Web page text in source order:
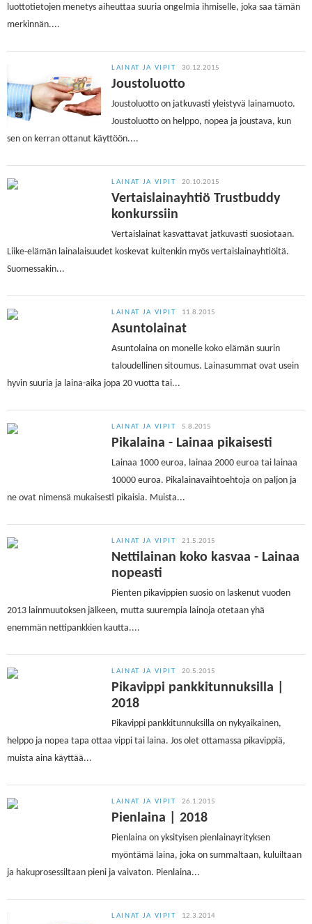
luottotietojen menetys aiheuttaa suuria ongelmia ihmiselle, joka saa tämän
merkinnän....
LAINAT JA VIPIT 30.12.2015
Joustoluotto
Joustoluotto on jatkuvasti yleistyvä lainamuoto.
Joustoluotto on helppo, nopea ja joustava, kun
sen on kerran ottanut käyttöön....
LAINAT JA VIPIT 20.10.2015
Vertaislainayhtiö Trustbuddy
konkurssiin
Vertaislainat kasvattavat jatkuvasti suosiotaan.
Liike-elämän lainalaisuudet koskevat kuitenkin myös vertaislainayhtiöitä.
Suomessakin...
LAINAT JA VIPIT 11.8.2015
Asuntolainat
Asuntolaina on monelle koko elämän suurin
taloudellinen sitoumus. Lainasummat ovat usein
hyvin suuria ja laina-aika jopa 20 vuotta tai...
LAINAT JA VIPIT 5.8.2015
Pikalaina - Lainaa pikaisesti
Lainaa 1000 euroa, lainaa 2000 euroa tai lainaa
10000 euroa. Pikalainavaihtoehtoja on paljon ja
ne ovat nimensä mukaisesti pikaisia. Muista...
LAINAT JA VIPIT 21.5.2015
Nettilainan koko kasvaa - Lainaa
nopeasti
Pienten pikavippien suosio on laskenut vuoden
2013 lainmuutoksen jälkeen, mutta suurempia lainoja otetaan yhä
enemmän nettipankkien kautta....
LAINAT JA VIPIT 20.5.2015
Pikavippi pankkitunnuksilla |
2018
Pikavippi pankkitunnuksilla on nykyaikainen,
helppo ja nopea tapa ottaa vippi tai laina. Jos olet ottamassa pikavippiä,
muista aina käyttää...
LAINAT JA VIPIT 26.1.2015
Pienlaina | 2018
Pienlaina on yksityisen pienlainayrityksen
myöntämä laina, joka on summaltaan, kuluiltaan
ja hakuprosessiltaan pieni ja vaivaton. Pienlaina...
LAINAT JA VIPIT 12.3.2014